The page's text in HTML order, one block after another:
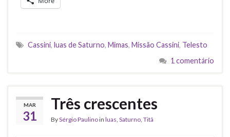
Cassini, luas de Saturno, Mimas, Missão Cassini, Telesto
1 comentário
MAR
31
Três crescentes
BySérgio Paulinoin luas, Saturno, Titã